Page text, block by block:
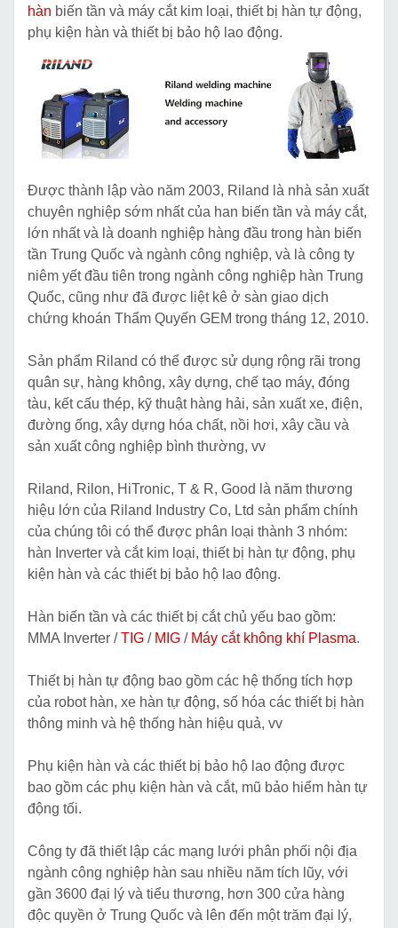
hàn biến tần và máy cắt kim loại, thiết bị hàn tự động,
phụ kiện hàn và thiết bị bảo hộ lao động.
Được thành lập vào năm 2003, Riland là nhà sản xuất
chuyên nghiệp sớm nhất của han biến tần và máy cắt,
lớn nhất và là doanh nghiệp hàng đầu trong hàn biến
tần Trung Quốc và ngành công nghiệp, và là công ty
niêm yết đầu tiên trong ngành công nghiệp hàn Trung
Quốc, cũng như đã được liệt kê ở sàn giao dịch
chứng khoán Thẩm Quyến GEM trong tháng 12, 2010.
Sản phẩm Riland có thể được sử dụng rộng rãi trong
quân sự, hàng không, xây dựng, chế tạo máy, đóng
tàu, kết cấu thép, kỹ thuật hàng hải, sản xuất xe, điện,
đường ống, xây dựng hóa chất, nồi hơi, xây cầu và
sản xuất công nghiệp bình thường, vv
Riland, Rilon, HiTronic, T & R, Good là năm thương
hiệu lớn của Riland Industry Co, Ltd sản phẩm chính
của chúng tôi có thể được phân loại thành 3 nhóm:
hàn Inverter và cắt kim loại, thiết bị hàn tự động, phụ
kiện hàn và các thiết bị bảo hộ lao động.
Hàn biến tần và các thiết bị cắt chủ yếu bao gồm:
MMA Inverter /TIG / MIG / Máy cắt không khí Plasma.
Thiết bị hàn tự động bao gồm các hệ thống tích hợp
của robot hàn, xe hàn tự động, số hóa các thiết bị hàn
thông minh và hệ thống hàn hiệu quả, vv
Phụ kiện hàn và các thiết bị bảo hộ lao động được
bao gồm các phụ kiện hàn và cắt, mũ bảo hiểm hàn tự
động tối.
Công ty đã thiết lập các mạng lưới phân phối nội địa
ngành công nghiệp hàn sau nhiều năm tích lũy, với
gần 3600 đại lý và tiểu thương, hơn 300 cửa hàng
độc quyền ở Trung Quốc và lên đến một trăm đại lý,